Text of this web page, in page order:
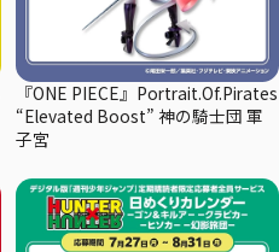
『ONE PIECE』Portrait.Of.Pirates
“Elevated Boost” 神の騎士団 軍
子宮